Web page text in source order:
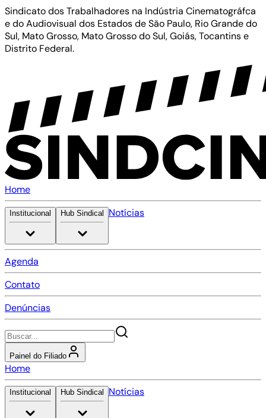
Sindicato dos Trabalhadores na Indústria Cinematográfca
e do Audiovisual dos Estados de São Paulo, Rio Grande do
Sul, Mato Grosso, Mato Grosso do Sul, Goiás, Tocantins e
Distrito Federal.
Home
Institucional Hub Sindical Notícias
Agenda
Contato
Denúncias
Painel do Filiado
Home
Institucional Hub Sindical Notícias